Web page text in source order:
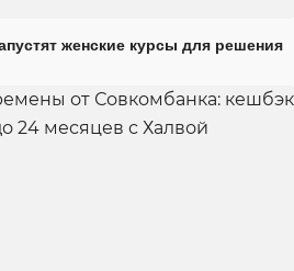
женские курсы для решения